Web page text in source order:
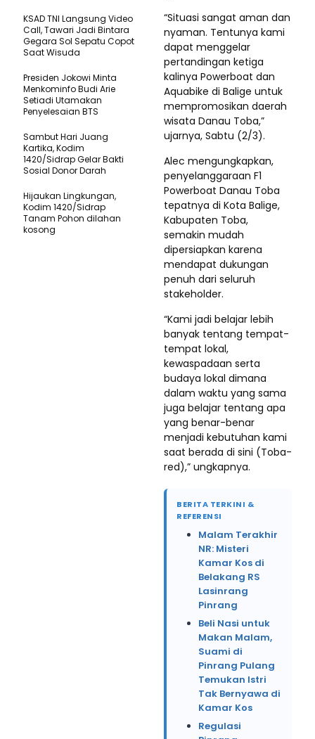
“Situasi sangat aman dan
nyaman. Tentunya kami
dapat menggelar
pertandingan ketiga
kalinya Powerboat dan
Aquabike di Balige untuk
mempromosikan daerah
wisata Danau Toba,”
ujarnya, Sabtu (2/3).
Alec mengungkapkan,
penyelanggaraan F1
Powerboat Danau Toba
tepatnya di Kota Balige,
Kabupaten Toba,
semakin mudah
dipersiapkan karena
mendapat dukungan
penuh dari seluruh
stakeholder.
“Kami jadi belajar lebih
banyak tentang tempat-
tempat lokal,
kewaspadaan serta
budaya lokal dimana
dalam waktu yang sama
juga belajar tentang apa
yang benar-benar
menjadi kebutuhan kami
saat berada di sini (Toba-
red),” ungkapnya.
BERITA TERKINI &
REFERENSI
Malam Terakhir
NR: Misteri
Kamar Kos di
Belakang RS
Lasinrang
Pinrang
Beli Nasi untuk
Makan Malam,
Suami di
Pinrang Pulang
Temukan Istri
Tak Bernyawa di
Kamar Kos
Regulasi
KSAD TNI Langsung Video
Call, Tawari Jadi Bintara
Gegara Sol Sepatu Copot
Saat Wisuda
Presiden Jokowi Minta
Menkominfo Budi Arie
Setiadi Utamakan
Penyelesaian BTS
Sambut Hari Juang
Kartika, Kodim
1420/Sidrap Gelar Bakti
Sosial Donor Darah
Hijaukan Lingkungan,
Kodim 1420/Sidrap
Tanam Pohon dilahan
kosong